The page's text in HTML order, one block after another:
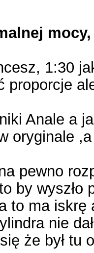
1:30
proporcje
Anale a
oryginale
pewno
by wyszło
to ma
nie
że był tu